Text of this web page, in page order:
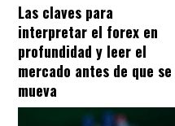
Las claves para
interpretar el forex en
profundidad y leer el
mercado antes de que se
mueva